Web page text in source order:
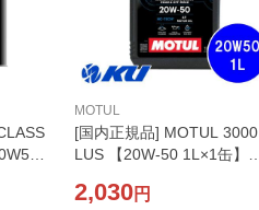
ラ
MOTUL
[国内正規品] MOTUL
LUS 【20W-50 1L×1缶】
ネラル 4サイクル 4ストロー
2,030円